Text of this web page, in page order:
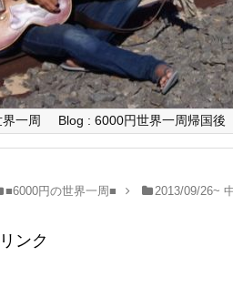
一周 Blog : 6000円世界一周帰国後
■6000円の世界一周■ 2013/09/26~
ンク